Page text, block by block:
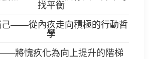
找平衡
己——從內疚走向積極的行動哲
學
將愧疚化為向上提升的階梯